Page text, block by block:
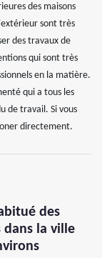
des maisons
sont très
des travaux de
qui sont très
en la matière.
qui a tous les
de travail. Si vous
directement.
des
dans la ville